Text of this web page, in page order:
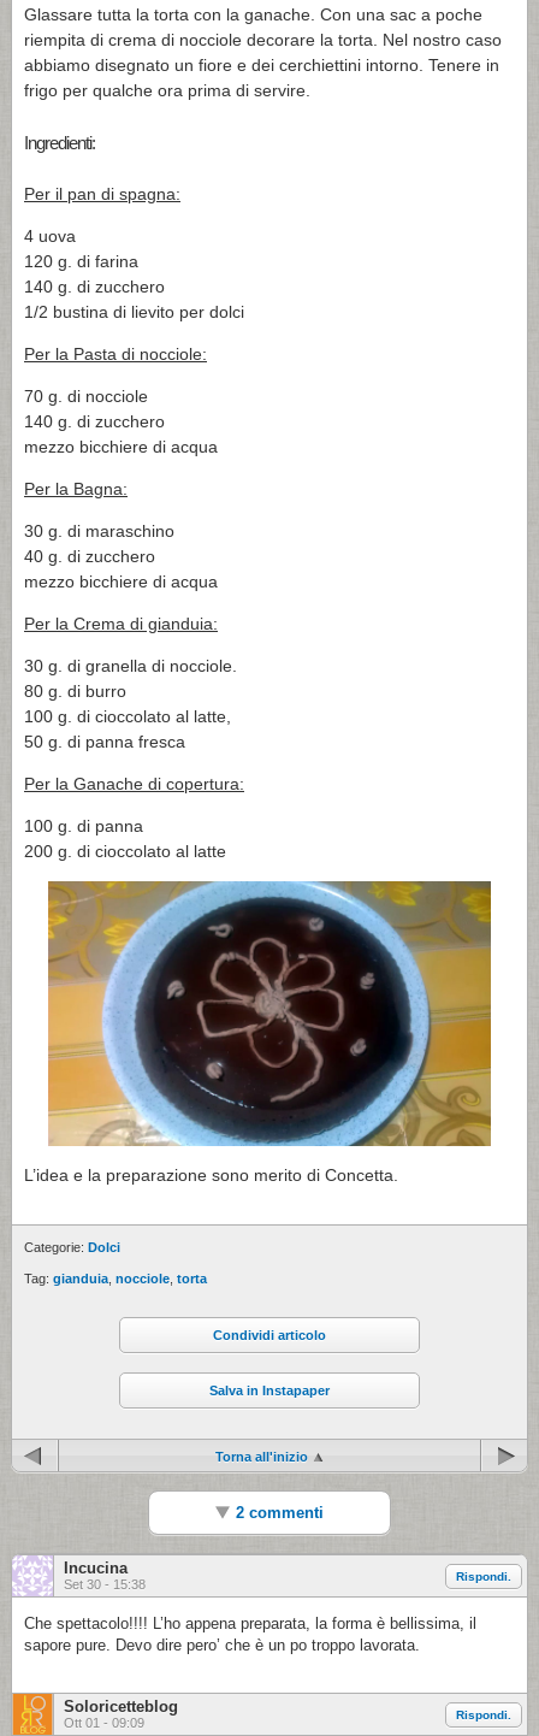
Glassare tutta la torta con la ganache. Con una sac a poche
riempita di crema di nocciole decorare la torta. Nel nostro caso
abbiamo disegnato un fiore e dei cerchiettini intorno. Tenere in
frigo per qualche ora prima di servire.
Ingredienti:
Per il pan di spagna:
4 uova
120 g. di farina
140 g. di zucchero
1/2 bustina di lievito per dolci
Per la Pasta di nocciole:
70 g. di nocciole
140 g. di zucchero
mezzo bicchiere di acqua
Per la Bagna:
30 g. di maraschino
40 g. di zucchero
mezzo bicchiere di acqua
Per la Crema di gianduia:
30 g. di granella di nocciole.
80 g. di burro
100 g. di cioccolato al latte,
50 g. di panna fresca
Per la Ganache di copertura:
100 g. di panna
200 g. di cioccolato al latte
L’idea e la preparazione sono merito di Concetta.
Categorie: Dolci
Tag: gianduia nocciole torta
Condividi articolo
Salva in Instapaper
Torna all'inizio
2 commenti
Incucina
Set 30 - 15:38
Rispondi.
Che spettacolo!!!! L’ho appena preparata, la forma è bellissima, il
sapore pure. Devo dire pero’ che è un po troppo lavorata.
Soloricetteblog
Ott 01 - 09:09
Rispondi.